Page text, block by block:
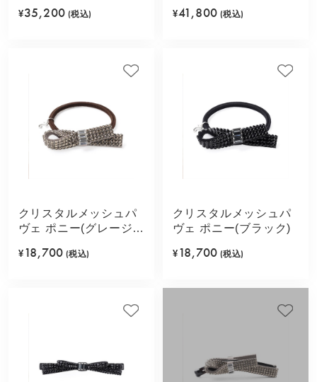
¥35,200 (税込) ¥41,800 (税込)
クリスタルメッシュパ
ヴェ ポニー(グレージ
¥ 18,700 (税込)
クリスタルメッシュパ
ヴェ ポニー(ブラック)
¥ 18,700 (税込)